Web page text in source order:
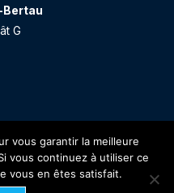
Bertau
G
vous garantir la meilleure
vous continuez à utiliser ce
vous en êtes satisfait.